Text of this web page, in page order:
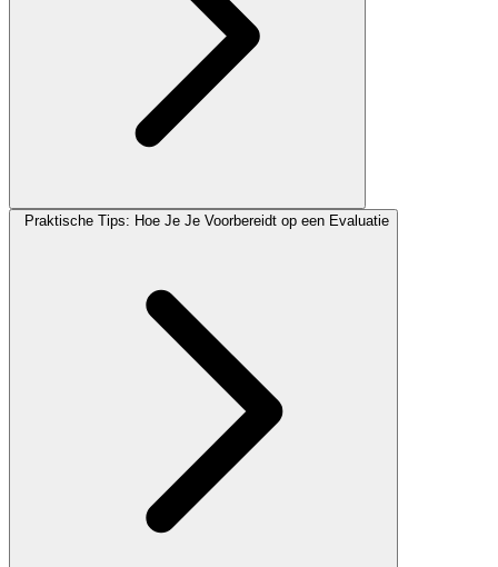
Praktische Tips: Hoe Je Je Voorbereidt op een Evaluatie